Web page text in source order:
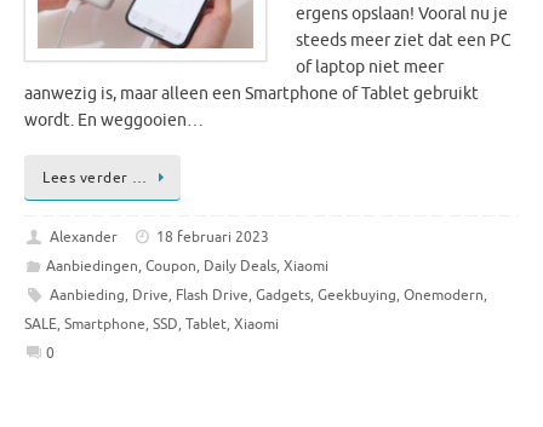
ergens opslaan! Vooral nu je
steeds meer ziet dat een PC
of laptop niet meer
aanwezig is, maar alleen een Smartphone of Tablet gebruikt
wordt. En weggooien…
Lees verder …
Alexander
18 februari 2023
Aanbiedingen, Coupon, Daily Deals, Xiaomi
Aanbieding, Drive, Flash Drive, Gadgets, Geekbuying, Onemodern,
SALE, Smartphone, SSD, Tablet, Xiaomi
0